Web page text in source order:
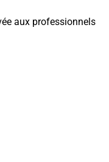
aux professionnels